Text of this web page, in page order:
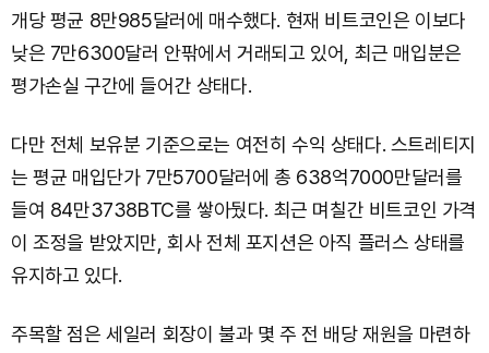
개당 평균 8만985달러에 매수했다. 현재 비트코인은 이보다
낮은 7만6300달러 안팎에서 거래되고 있어, 최근 매입분은
평가손실 구간에 들어간 상태다.
다만 전체 보유분 기준으로는 여전히 수익 상태다. 스트레티지
는 평균 매입단가 7만5700달러에 총 638억7000만달러를
들여 84만3738BTC를 쌓아뒀다. 최근 며칠간 비트코인 가격
이 조정을 받았지만, 회사 전체 포지션은 아직 플러스 상태를
유지하고 있다.
주목할 점은 세일러 회장이 불과 몇 주 전 배당 재원을 마련하